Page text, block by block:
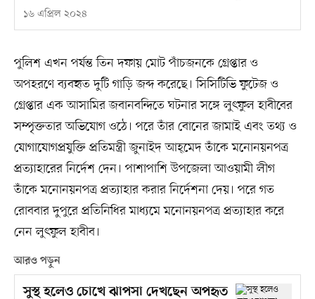
১৬ এপ্রিল ২০২৪
পুলিশ এখন পর্যন্ত তিন দফায় মোট পাঁচজনকে গ্রেপ্তার ও
অপহরণে ব্যবহৃত দুটি গাড়ি জব্দ করেছে। সিসিটিভি ফুটেজ ও
গ্রেপ্তার এক আসামির জবানবন্দিতে ঘটনার সঙ্গে লুৎফুল হাবীবের
সম্পৃক্ততার অভিযোগ ওঠে। পরে তাঁর বোনের জামাই এবং তথ্য ও
যোগাযোগপ্রযুক্তি প্রতিমন্ত্রী জুনাইদ আহ্‌মেদ তাঁকে মনোনয়নপত্র
প্রত্যাহারের নির্দেশ দেন। পাশাপাশি উপজেলা আওয়ামী লীগ
তাঁকে মনোনয়নপত্র প্রত্যাহার করার নির্দেশনা দেয়। পরে গত
রোববার দুপুরে প্রতিনিধির মাধ্যমে মনোনয়নপত্র প্রত্যাহার করে
নেন লুৎফুল হাবীব।
আরও পড়ুন
সুস্থ হলেও চোখে ঝাপসা দেখছেন অপহৃত